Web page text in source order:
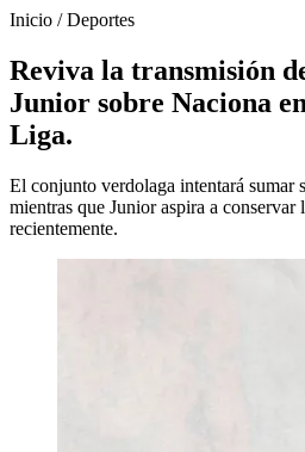
Inicio /Deportes
Reviva la transmisión
Junior sobre Naciona
Liga.
El conjunto verdolaga intentará sumar
mientras que Junior aspira a conservar
recientemente.